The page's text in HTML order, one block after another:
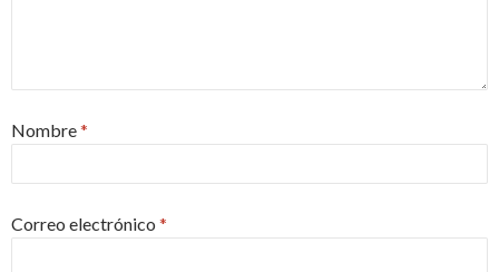
Nombre*
Correo electrónico *